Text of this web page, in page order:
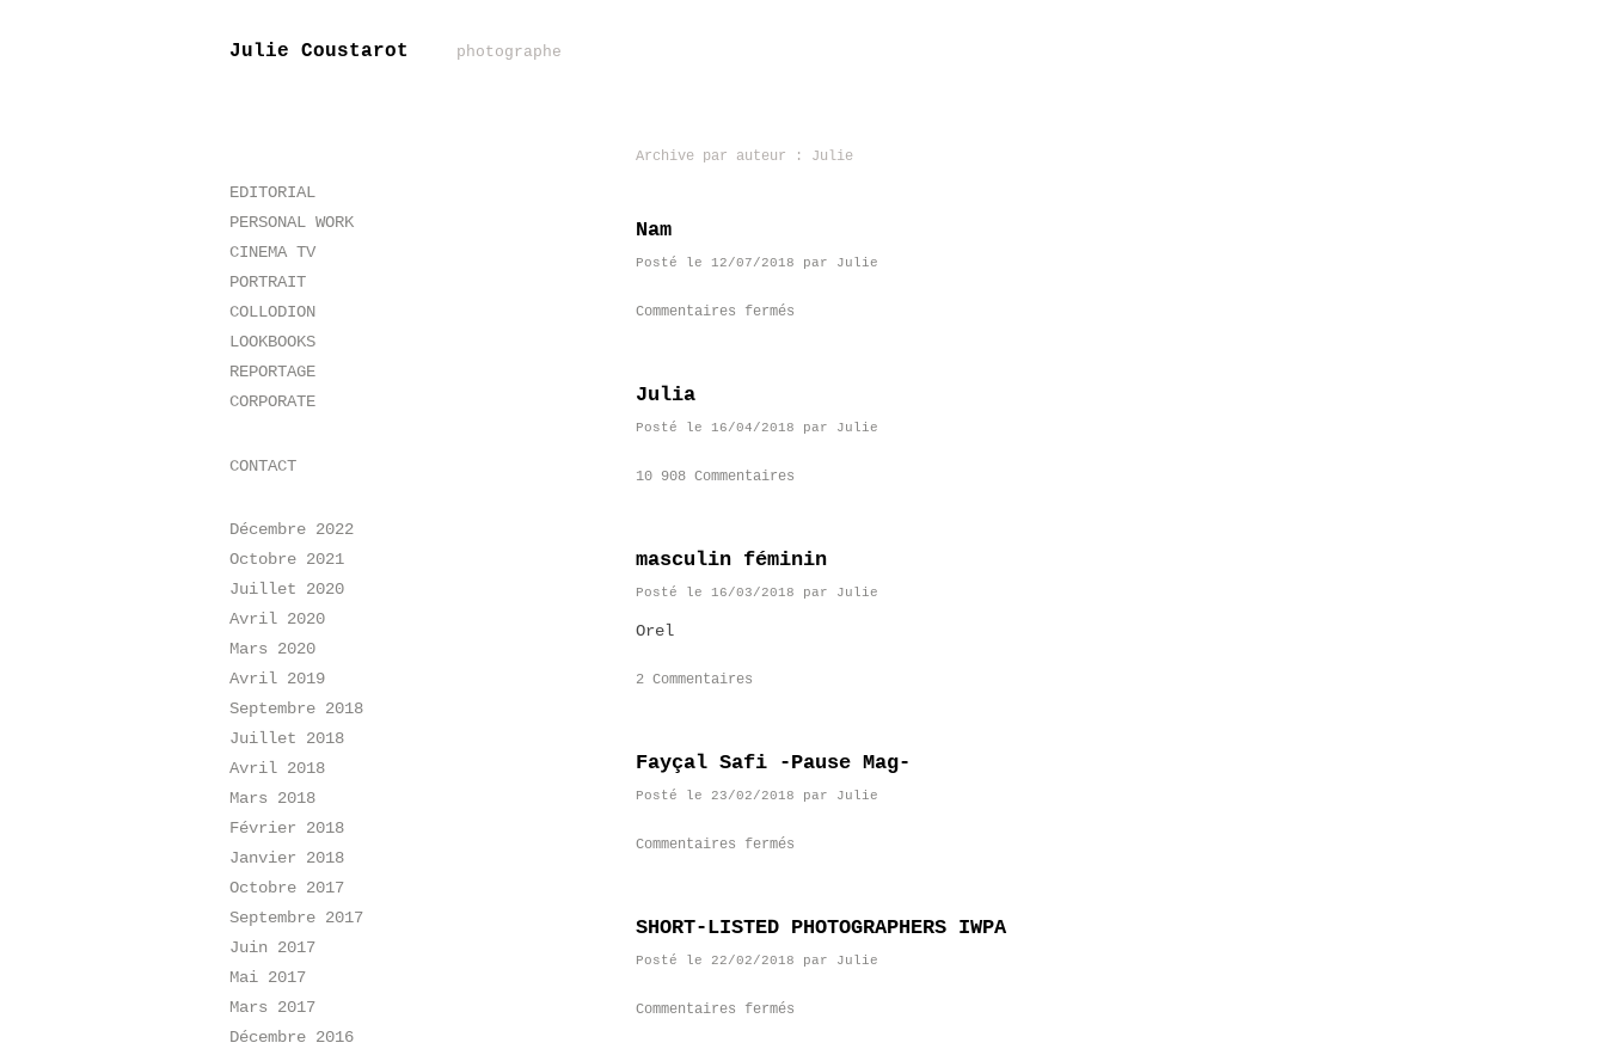
Julie Coustarot photographe
Archive par auteur : Julie
Nam
Posté le 12/07/2018 par Julie
Commentaires fermés
Julia
Posté le 16/04/2018 par Julie
10 908 Commentaires
masculin féminin
Posté le 16/03/2018 par Julie
Orel
2 Commentaires
Fayçal Safi -Pause Mag-
Posté le 23/02/2018 par Julie
Commentaires fermés
SHORT-LISTED PHOTOGRAPHERS IWPA
Posté le 22/02/2018 par Julie
Commentaires fermés
EDITORIAL
PERSONAL WORK
CINEMA TV
PORTRAIT
COLLODION
LOOKBOOKS
REPORTAGE
CORPORATE
CONTACT
Décembre 2022
Octobre 2021
Juillet 2020
Avril 2020
Mars 2020
Avril 2019
Septembre 2018
Juillet 2018
Avril 2018
Mars 2018
Février 2018
Janvier 2018
Octobre 2017
Septembre 2017
Juin 2017
Mai 2017
Mars 2017
Décembre 2016